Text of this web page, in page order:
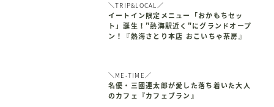
＼TRIP&LOCAL／
イートイン限定メニュー「おかもちセッ
ト」誕生！"熱海駅近く"にグランドオープ
ン！『熱海さとり本店 おこいちゃ茶房』
＼ME-TIME／
名優・三國連太郎が愛した落ち着いた大人
のカフェ『カフェブラン』